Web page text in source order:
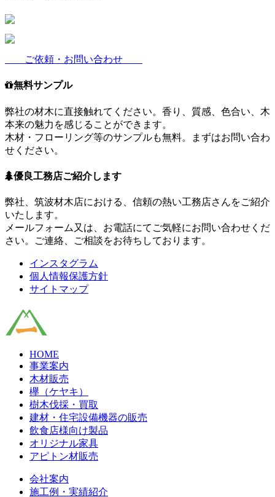
ご依頼・お問い合わせ
無料サンプル
弊社の材木に直接触れてください。香り、質感、色合い、木
本来の魅力を感じることができます。
木材・フローリング等のサンプルも無料。まずはお問い合わ
せください。
優良工務店ご紹介します
弊社、筑波材木店における、信頼の熱い工務店さんをご紹介
いたします。
メールフォーム又は、お電話にてご気軽にお問い合わせくだ
さい。ご連絡、ご相談をお待ちしております。
インスタグラム
個人情報保護方針
サイトマップ
HOME
事業案内
木材販売
欅（ケヤキ）
樹木伐採・買取
建材・住宅設備機器の販売
飲食店様向け製品
オリジナル家具
アピトン材販売
会社案内
施工例・実績紹介